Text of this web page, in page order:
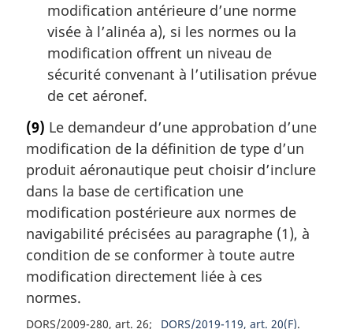
modification antérieure d’une norme
visée à l’alinéa a), si les normes ou la
modification offrent un niveau de
sécurité convenant à l’utilisation prévue
de cet aéronef.
(9) Le demandeur d’une approbation d’une
modification de la définition de type d’un
produit aéronautique peut choisir d’inclure
dans la base de certification une
modification postérieure aux normes de
navigabilité précisées au paragraphe (1), à
condition de se conformer à toute autre
modification directement liée à ces
normes.
DORS/2009-280, art. 26 DORS/2019-119, art. 20(F)